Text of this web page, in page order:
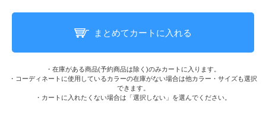
まとめてカートに入れる
・在庫がある商品(予約商品は除く)のみカートに入ります。
・コーディネートに使用しているカラーの在庫がない場合は他カラー・サイズも選択
できます。
・カートに入れたくない場合は「選択しない」を選んでください。